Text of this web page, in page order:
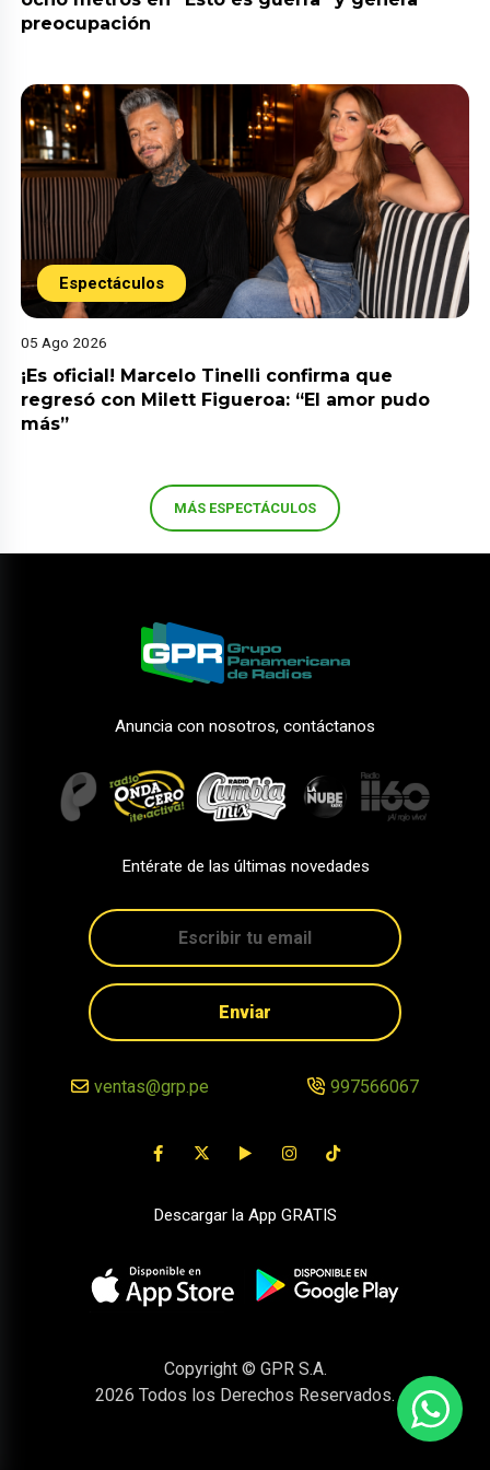
preocupación
Espectáculos
05 Ago 2026
¡Es oficial! Marcelo Tinelli confirma que
regresó con Milett Figueroa: “El amor pudo
más”
MÁS ESPECTÁCULOS
Anuncia con nosotros, contáctanos
Entérate de las últimas novedades
Enviar
ventas@grp.pe 997566067
Descargar la App GRATIS
Copyright © GPR S.A.
2026 Todos los Derechos Reservados.